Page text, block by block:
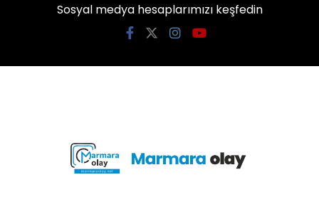
Sosyal medya hesaplarımızı keşfedin